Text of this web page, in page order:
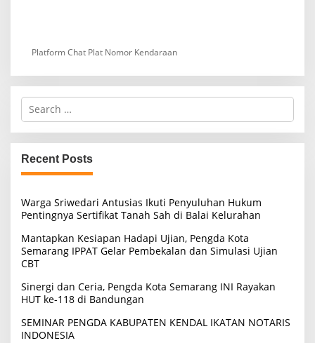
Platform Chat Plat Nomor Kendaraan
S
r
c
h
f
r
:
Recent Posts
Warga Sriwedari Antusias Ikuti Penyuluhan Hukum
Pentingnya Sertifikat Tanah Sah di Balai Kelurahan
Mantapkan Kesiapan Hadapi Ujian, Pengda Kota
Semarang IPPAT Gelar Pembekalan dan Simulasi Ujian
CBT
Sinergi dan Ceria, Pengda Kota Semarang INI Rayakan
HUT ke-118 di Bandungan
SEMINAR PENGDA KABUPATEN KENDAL IKATAN NOTARIS
INDONESIA